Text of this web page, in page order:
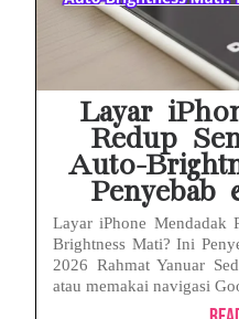
Layar
Redup
Auto-
Penyebab
Layar iPhone Mendadak
Brightness Mati? Ini
2026 Rahmat Yanuar
atau memakai navigasi